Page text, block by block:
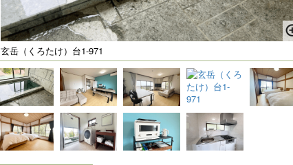
玄岳（くろたけ）台1-971